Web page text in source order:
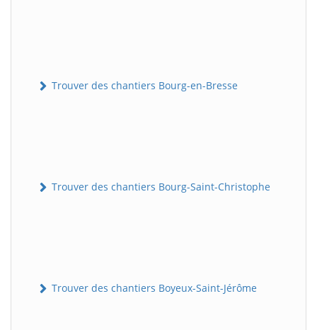
Trouver des chantiers Bourg-en-Bresse
Trouver des chantiers Bourg-Saint-Christophe
Trouver des chantiers Boyeux-Saint-Jérôme